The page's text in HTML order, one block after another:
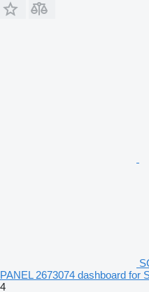
PANEL 2673074 dashboard for
4